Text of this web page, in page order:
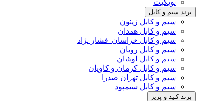
نویگیت
برند سیم و کابل
سیم و کابل زیتون
سیم و کابل همدان
سیم و کابل خراسان افشار نژاد
سیم و کابل رویان
سیم و کابل لوشان
سیم و کابل کرمان و کاویان
سیم و کابل تهران صدرا
سیم و کابل سیمپود
برند کلید و پریز